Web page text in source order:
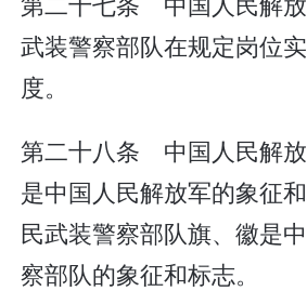
武装警察部队在规定岗位
度。
第二十八条 中国人民解
是中国人民解放军的象征
民武装警察部队旗、徽是
察部队的象征和标志。